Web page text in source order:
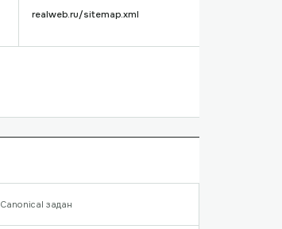
realweb.ru/sitemap.xml
Canonical задан